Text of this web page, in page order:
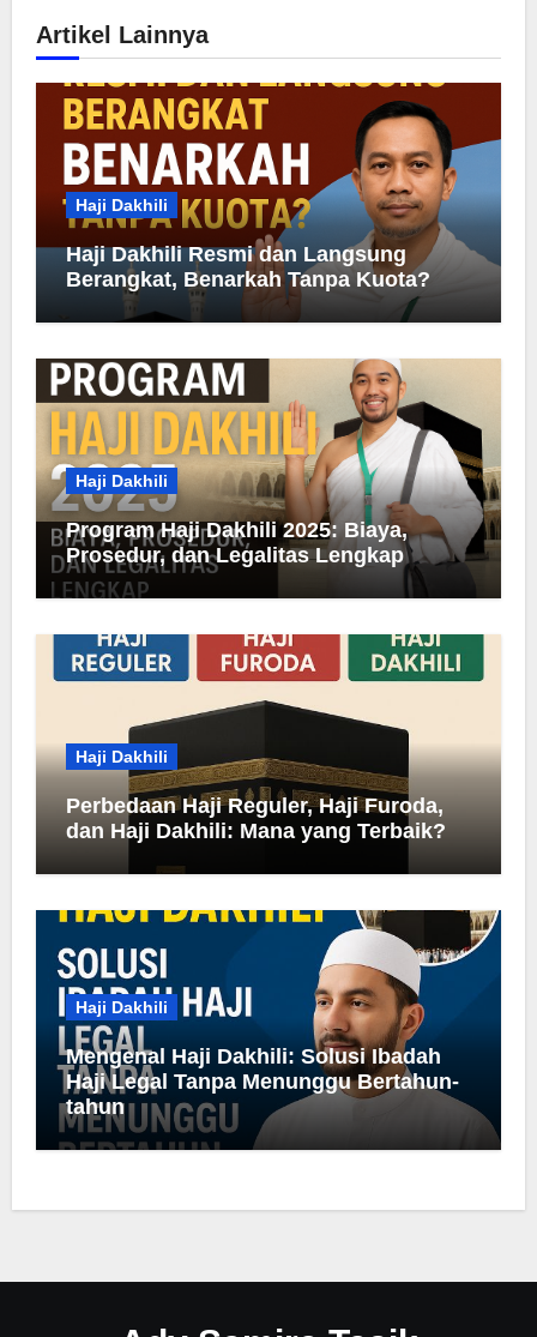
Artikel Lainnya
Haji Dakhili
Haji Dakhili Resmi dan Langsung
Berangkat, Benarkah Tanpa Kuota?
Haji Dakhili
Program Haji Dakhili 2025: Biaya,
Prosedur, dan Legalitas Lengkap
Haji Dakhili
Perbedaan Haji Reguler, Haji Furoda,
dan Haji Dakhili: Mana yang Terbaik?
Haji Dakhili
Mengenal Haji Dakhili: Solusi Ibadah
Haji Legal Tanpa Menunggu Bertahun-
tahun